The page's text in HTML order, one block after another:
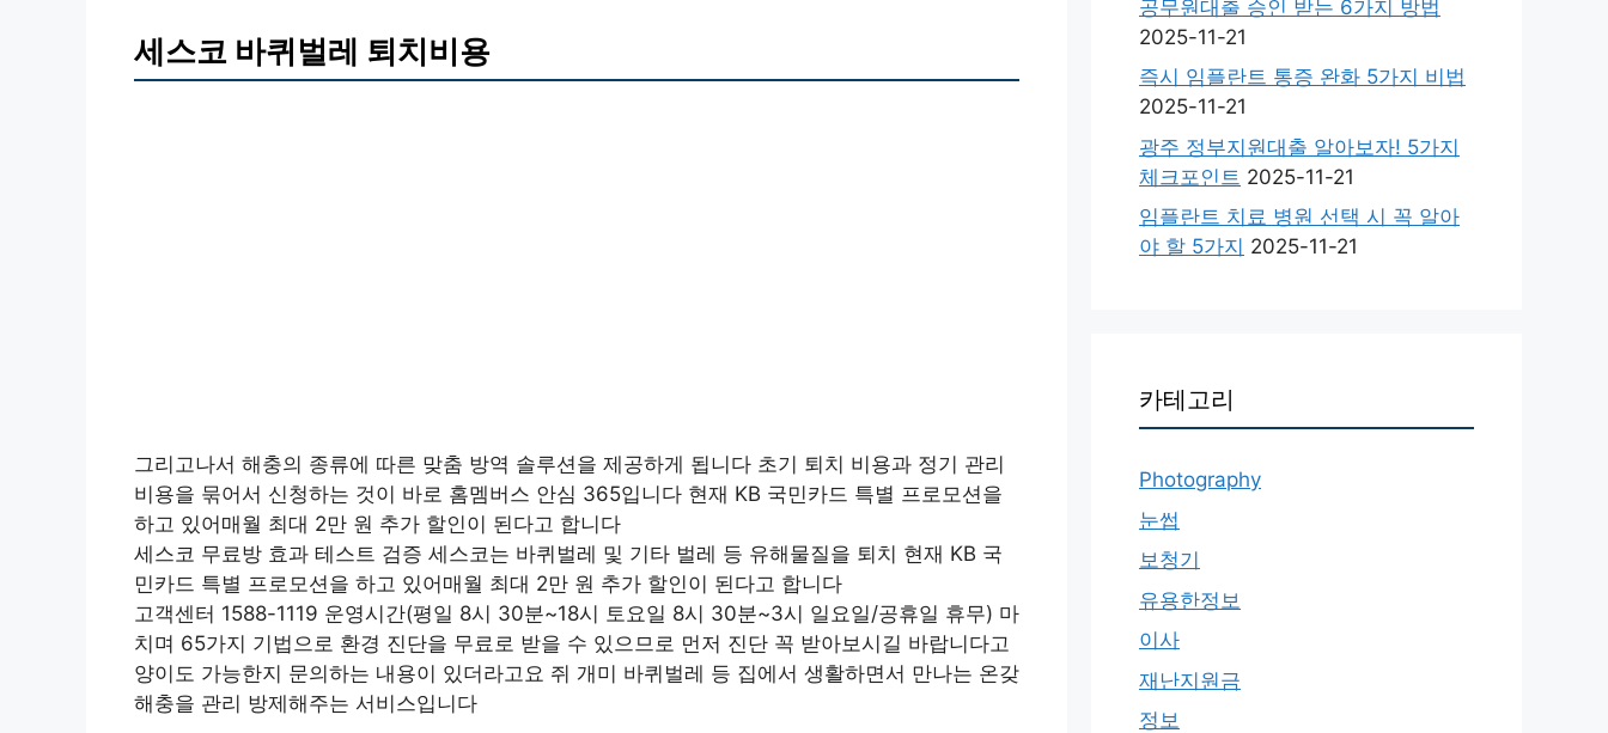
세스코 바퀴벌레 퇴치비용
그리고나서 해충의 종류에 따른 맞춤 방역 솔루션을 제공하게 됩니다 초기 퇴치 비용과 정기 관리
비용을 묶어서 신청하는 것이 바로 홈멤버스 안심 365입니다 현재 KB 국민카드 특별 프로모션을
하고 있어매월 최대 2만 원 추가 할인이 된다고 합니다
세스코 무료방 효과 테스트 검증 세스코는 바퀴벌레 및 기타 벌레 등 유해물질을 퇴치 현재 KB 국
민카드 특별 프로모션을 하고 있어매월 최대 2만 원 추가 할인이 된다고 합니다
고객센터 1588-1119 운영시간(평일 8시 30분~18시 토요일 8시 30분~3시 일요일/공휴일 휴무) 마
치며 65가지 기법으로 환경 진단을 무료로 받을 수 있으므로 먼저 진단 꼭 받아보시길 바랍니다고
양이도 가능한지 문의하는 내용이 있더라고요 쥐 개미 바퀴벌레 등 집에서 생활하면서 만나는 온갖
해충을 관리 방제해주는 서비스입니다
공무원대출 승인 받는 6가지 방법
2025-11-21
즉시 임플란트 통증 완화 5가지 비법
2025-11-21
광주 정부지원대출 알아보자! 5가지
체크포인트 2025-11-21
임플란트 치료 병원 선택 시 꼭 알아
야 할 5가지 2025-11-21
카테고리
Photography
눈썹
보청기
유용한정보
이사
재난지원금
정보